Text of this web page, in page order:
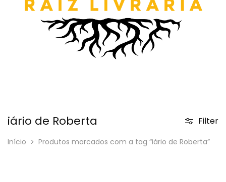
iário de Roberta
Início Produtos marcados com a tag “iário de Roberta”
Filter